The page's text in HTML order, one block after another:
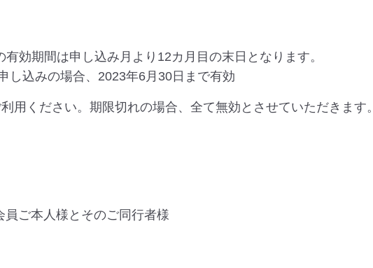
効期間は申し込み月より12カ月目の末日となります。
し込みの場合、2023年6月30日まで有効
用ください。期限切れの場合、全て無効とさせていただきます。
員ご本人様とそのご同行者様